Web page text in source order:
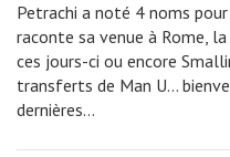
Petrachi a noté 4 noms
raconte sa venue à Rome,
ces jours-ci ou encore
transferts de Man U...
dernières…